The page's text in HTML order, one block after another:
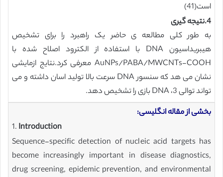
است(41)
4.نتیجه گیری
به طور کلی مطالعه ی حاضر یک راهبرد را برای تشخیص
هیبریداسیون DNA با استفاده از الکترود اصلاح شده با
AuNPs/PABA/MWCNTs-COOH معرفی کرد.نتایج ازمایشی
نشان می هد که سنسور DNA سرعت بالا تولید اسان داشته و می
تواند توالی DNA ،3 بازی را تشخیص دهد.
بخشی از مقاله انگلیسی:
1. Introduction
Sequence-specific detection of nucleic acid targets has
become increasingly important in disease diagnostics,
drug screening, epidemic prevention, and environmental